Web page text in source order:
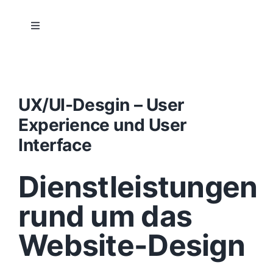
Toggle
Konzept
Design
Content
Funktionen
Aufbau
UX/UI-Desgin – User
Experience und User
Interface
Dienstleistungen
rund um das
Website-Design